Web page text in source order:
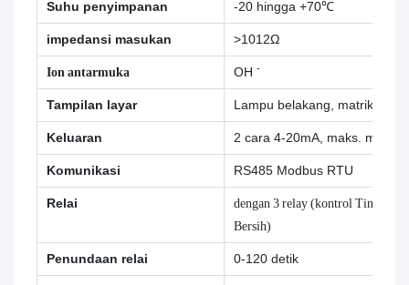
Suhu penyimpanan -20 hingga +70℃
impedansi masukan >1012Ω
Ion antarmuka OH -
Tampilan layar Lampu belakang, matriks titik
Keluaran 2 cara 4-20mA, maks.
Komunikasi RS485 Modbus RTU
Relai
dengan 3 relay (kontrol Tinggi/
Bersih)
Penundaan relai 0-120 detik